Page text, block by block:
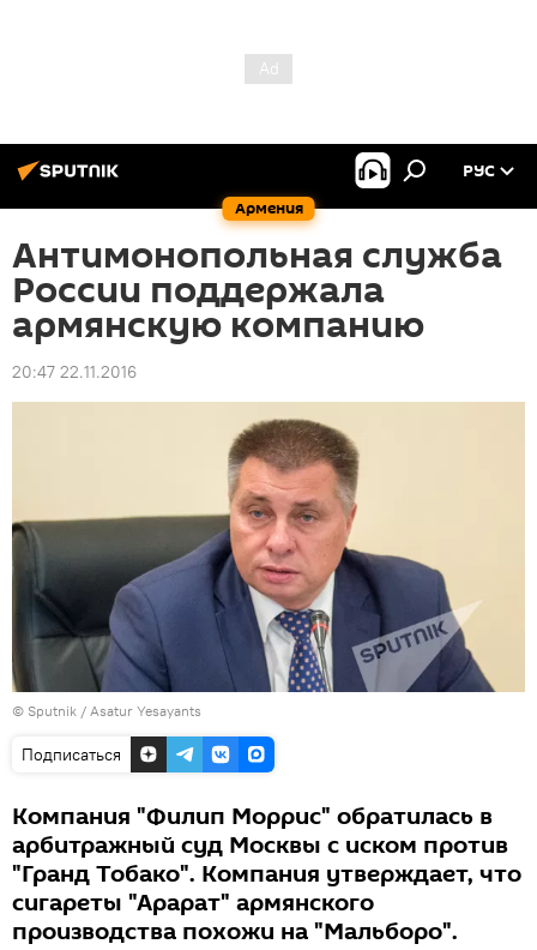
Армения
РУС
Антимонопольная служба
России поддержала
армянскую компанию
20:47 22.11.2016
© Sputnik / Asatur Yesayants
Подписаться
Компания "Филип Моррис" обратилась в
арбитражный суд Москвы с иском против
"Гранд Тобако". Компания утверждает, что
сигареты "Арарат" армянского
производства похожи на "Мальборо".